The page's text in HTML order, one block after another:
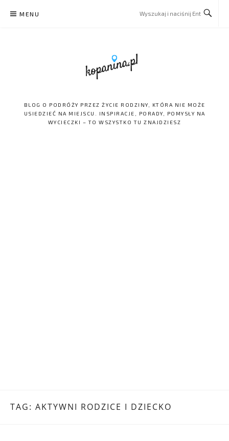
MENU
BLOG O PODRÓŻY PRZEZ ŻYCIE RODZINY, KTÓRA NIE MOŻE
USIEDZIEĆ NA MIEJSCU. INSPIRACJE, PORADY, POMYSŁY NA
WYCIECZKI – TO WSZYSTKO TU ZNAJDZIESZ
TAG: AKTYWNI RODZICE I DZIECKO